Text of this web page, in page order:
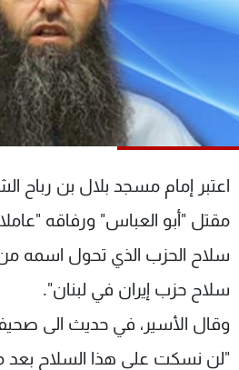
اعتبر إمام مسجد بلال بن رباح
مقتل "أبو العباس" ورفاقه
سلاح الحزب الذي تحول اسمه من
سلاح حزب إيران في لبنان".
وقال الأسير، في حديث الى
"لن نسكت على هذا السلاح بعد
كأس العالم
البرامج
جدول البرامج
الترددات
الإنـتـاج
لاعلاناتكم
تواصل
شروط
سياسة